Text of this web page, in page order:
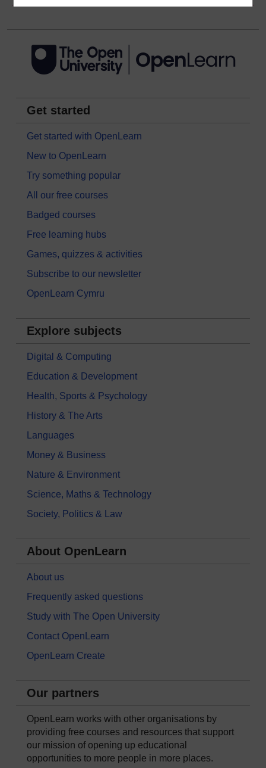
Get started
Get started with OpenLearn
New to OpenLearn
Try something popular
All our free courses
Badged courses
Free learning hubs
Games, quizzes & activities
Subscribe to our newsletter
OpenLearn Cymru
Explore subjects
Digital & Computing
Education & Development
Health, Sports & Psychology
History & The Arts
Languages
Money & Business
Nature & Environment
Science, Maths & Technology
Society, Politics & Law
About OpenLearn
About us
Frequently asked questions
Study with The Open University
Contact OpenLearn
OpenLearn Create
Our partners
OpenLearn works with other organisations by
providing free courses and resources that support
our mission of opening up educational
opportunities to more people in more places.